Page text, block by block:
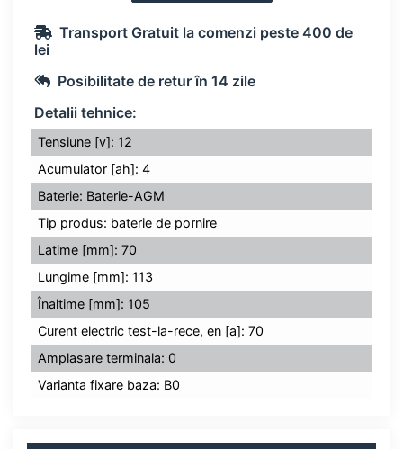
Transport Gratuit la comenzi peste 400 de
lei
Posibilitate de retur în 14 zile
Detalii tehnice:
Tensiune [v]: 12
Acumulator [ah]: 4
Baterie: Baterie-AGM
Tip produs: baterie de pornire
Latime [mm]: 70
Lungime [mm]: 113
Înaltime [mm]: 105
Curent electric test-la-rece, en [a]: 70
Amplasare terminala: 0
Varianta fixare baza: B0